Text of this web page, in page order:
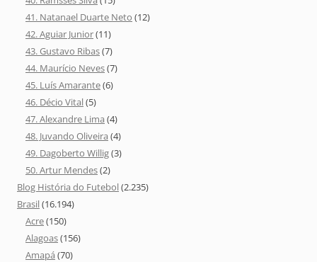
41. Natanael Duarte Neto (12)
42. Aguiar Junior(11)
43. Gustavo Ribas(7)
44. Maurício Neves(7)
45. Luís Amarante(6)
46. Décio Vital(5)
47. Alexandre Lima (4)
48. Juvando Oliveira (4)
49. Dagoberto Willig(3)
50. Artur Mendes(2)
Blog História do Futebol(2.235)
Brasil(16.194)
Acre(150)
Alagoas(156)
Amapá (70)